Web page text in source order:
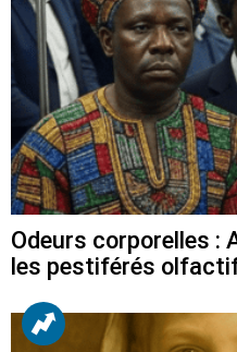
Odeurs corporelles :
les pestiférés